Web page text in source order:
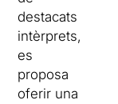
destacats
intèrprets,
es
proposa
oferir una